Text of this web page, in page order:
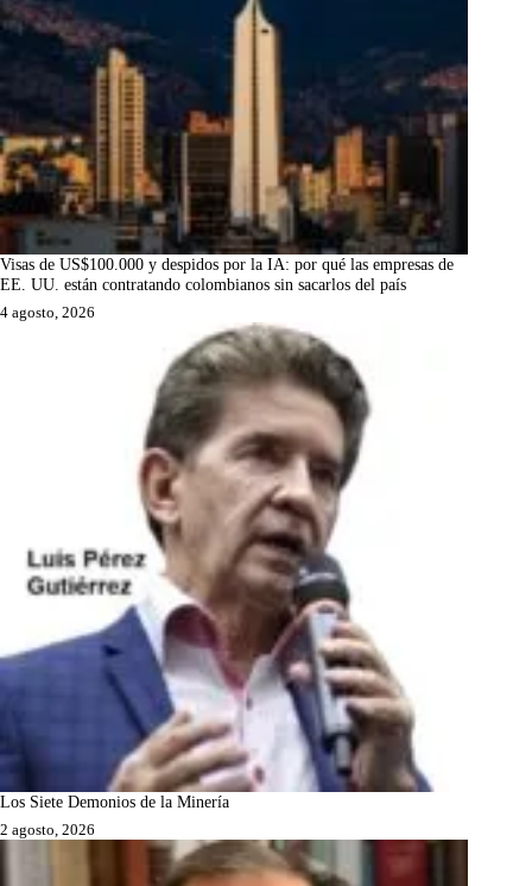
Visas de US$100.000 y despidos por la IA: por qué las empresas de
EE. UU. están contratando colombianos sin sacarlos del país
4 agosto, 2026
Los Siete Demonios de la Minería
2 agosto, 2026